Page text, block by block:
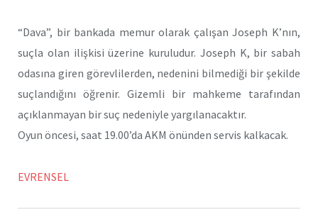
“Dava”, bir bankada memur olarak çalışan Joseph K’nın,
suçla olan ilişkisi üzerine kuruludur. Joseph K, bir sabah
odasına giren görevlilerden, nedenini bilmediği bir şekilde
suçlandığını öğrenir. Gizemli bir mahkeme tarafından
açıklanmayan bir suç nedeniyle yargılanacaktır.
Oyun öncesi, saat 19.00’da AKM önünden servis kalkacak.
EVRENSEL